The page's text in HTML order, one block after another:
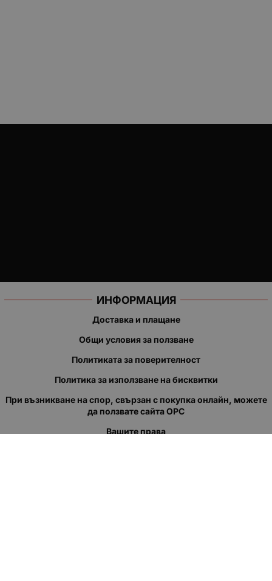
ИНФОРМАЦИЯ
Доставка и плащане
Общи условия за ползване
Политиката за поверителност
Политика за използване на бисквитки
При възникване на спор, свързан с покупка онлайн, можете
да ползвате сайта ОРС
Вашите права